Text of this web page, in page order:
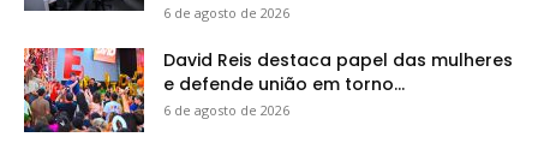
6 de agosto de 2026
David Reis destaca papel das mulheres
e defende união em torno...
6 de agosto de 2026